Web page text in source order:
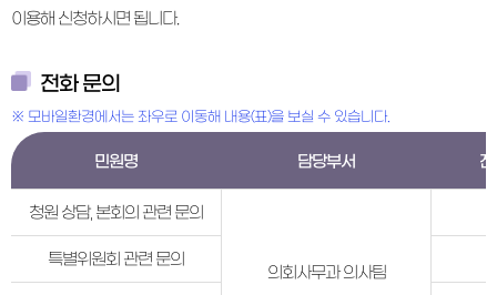
이용해 신청하시면 됩니다.
전화 문의
※ 모바일환경에서는 좌우로 이동해 내용(표)을 보실 수 있습니다.
민원명 담당부서 전
청원 상담, 본회의 관련 문의
의회사무과 의사팀
특별위원회 관련 문의